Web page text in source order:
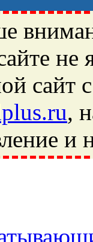
не
сайт
,
и
техника,